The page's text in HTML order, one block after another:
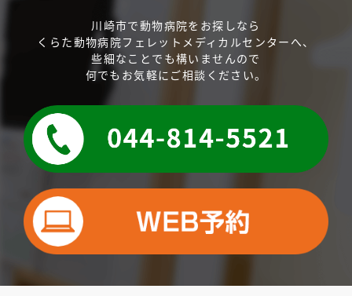
川崎市で動物病院をお探しなら
くらた動物病院フェレットメディカルセンターへ、
些細なことでも構いませんので
何でもお気軽にご相談ください。